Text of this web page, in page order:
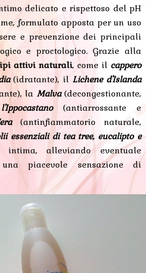
delicato e rispettoso del pH
formulato apposta per un uso
e prevenzione dei principali
e proctologico. Grazie alla
attivi naturali, come il cappero
(idratante), il Lichene d'Islanda
la Malva (decongestionante,
l'Ippocastano
(antiarrossante e
(antinfiammatorio naturale,
essenziali di tea tree, eucalipto e
alleviando eventuale
piacevole sensazione di